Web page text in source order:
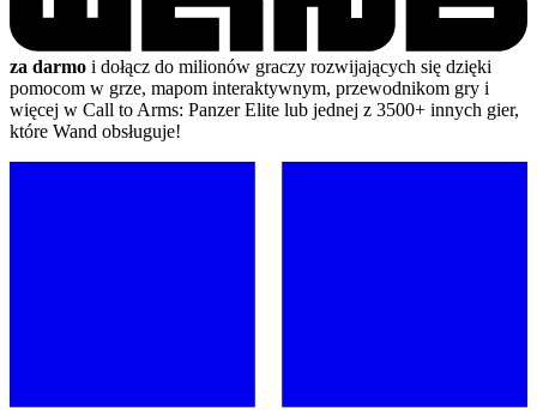
za darmo i dołącz do milionów graczy rozwijających się dzięki
pomocom w grze, mapom interaktywnym, przewodnikom gry i
więcej w Call to Arms: Panzer Elite lub jednej z 3500+ innych gier,
które Wand obsługuje!